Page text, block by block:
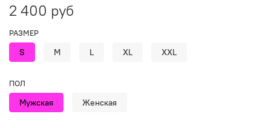
2 400 руб
РАЗМЕР
S M L XL XXL
ПОЛ
Мужская Женская